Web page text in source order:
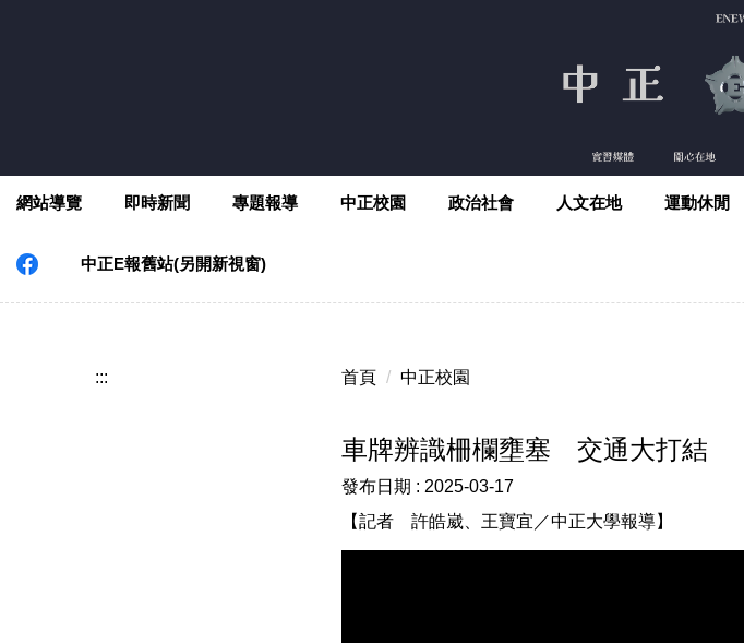
區
網站導覽
即時新聞 專題報導 中正校園 政治社會 人文在地 運動休閒
中正E報舊站(另開新視窗)
::: 首頁 中正校園
車牌辨識柵欄壅塞 交通大打結
發布日期 : 2025-03-17
【記者 許皓崴、王寶宜／中正大學報導】